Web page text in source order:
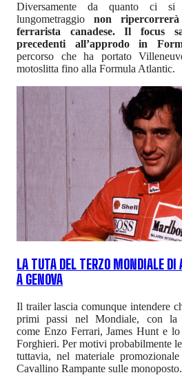
Diversamente da quanto ci si
lungometraggionon
ferrarista canadese. Il focus
precedenti all’approdo in
percorso che ha portato
motoslitta fino alla Formula Atlantic.
LA TUTA DEL TERZO MONDIALE DI
A GENOVA
Il trailer lascia comunque intendere
primi passi nel Mondiale, con la
come Enzo Ferrari, James Hunt e
Forghieri. Per motivi probabilmente
tuttavia, nel materiale
Cavallino Rampante sulle monoposto.